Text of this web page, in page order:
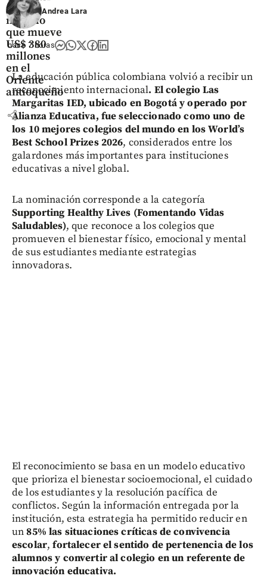
es el
negocio
que mueve
US$ 380
millones
en el
Oriente
antioqueño
share
Andrea Lara
hace 7 horas
La educación pública colombiana volvió a recibir un
reconocimiento internacional. El colegio Las
Margaritas IED, ubicado en Bogotá y operado por
Alianza Educativa, fue seleccionado como uno de
los 10 mejores colegios del mundo en los World’s
Best School Prizes 2026, considerados entre los
galardones más importantes para instituciones
educativas a nivel global.
La nominación corresponde a la categoría
Supporting Healthy Lives (Fomentando Vidas
Saludables), que reconoce a los colegios que
promueven el bienestar físico, emocional y mental
de sus estudiantes mediante estrategias
innovadoras.
El reconocimiento se basa en un modelo educativo
que prioriza el bienestar socioemocional, el cuidado
de los estudiantes y la resolución pacífica de
conflictos. Según la información entregada por la
institución, esta estrategia ha permitido reducir en
un85% las situaciones críticas de convivencia
escolar,fortalecer el sentido de pertenencia de los
alumnos y convertir al colegio en un referente de
innovación educativa.